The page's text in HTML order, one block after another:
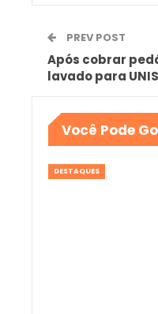
PREV POST
Após cobrar
lavado para
Você Pode
DESTAQUES